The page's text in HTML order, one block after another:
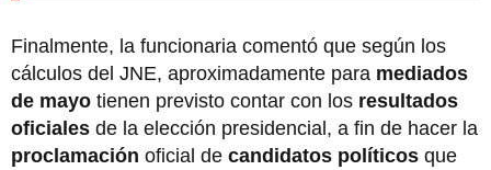
Finalmente, la funcionaria comentó que según los
cálculos del JNE, aproximadamente para mediados
de mayo tienen previsto contar con los resultados
oficiales de la elección presidencial, a fin de hacer la
proclamación oficial de candidatos políticos que